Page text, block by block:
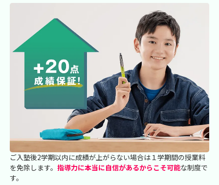
ご入塾後2学期以内に成績が上がらない場合は１学期間の授業料
を免除します。 指導力に本当に自信があるからこそ可能な制度で
す。